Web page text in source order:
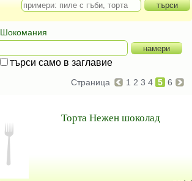
Шокомания
търси само в заглавие
Страница 1 2 3 4 5 6
Торта Нежен шоколад